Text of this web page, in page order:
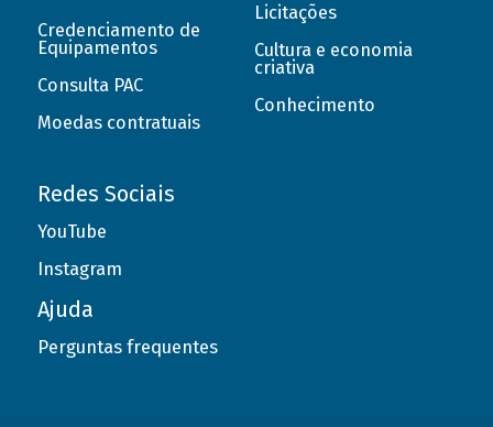
Credenciamento de
Equipamentos
Consulta PAC
Moedas contratuais
Licitações
Cultura e economia
criativa
Conhecimento
Redes Sociais
YouTube
Instagram
Ajuda
Perguntas frequentes